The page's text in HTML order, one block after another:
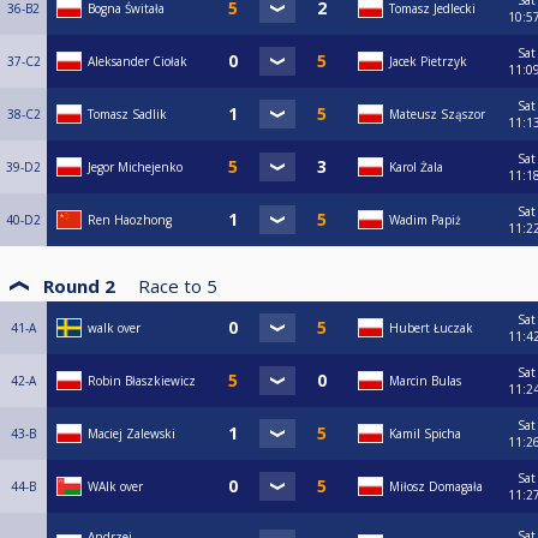
36-B2 Bogna Świtała Tomasz Jedlecki
37-C2 Aleksander Ciołak Jacek Pietrzyk
Sat
38-C2 Tomasz Sadlik Mateusz Sząszor
Sat
39-D2 Jegor Michejenko Karol Żala
Sat
40-D2 Ren Haozhong Wadim Papiż
Sat
Round 2 Race to 5
41-A walk over Hubert Łuczak
Sat
42-A Robin Błaszkiewicz Marcin Bulas
Sat
43-B Maciej Zalewski Kamil Spicha
Sat
44-B WAlk over Miłosz Domagała
Sat